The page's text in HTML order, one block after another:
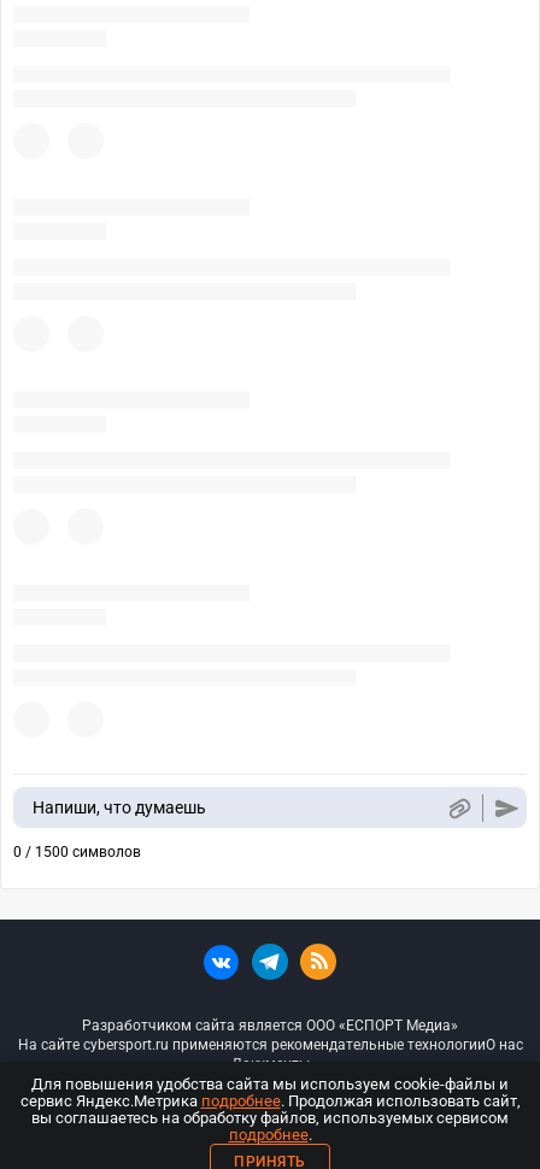
Напиши, что думаешь
0 / 1500 символов
Разработчиком сайта является ООО «ЕСПОРТ Медиа»
На сайте cybersport.ru применяются рекомендательные технологииО нас
Документы
© ООО «Киберспорт.ру» — Все права защищены
18+
Для повышения удобства сайта мы используем cookie-файлы и
сервис Яндекс.Метрика подробнее. Продолжая использовать сайт,
вы соглашаетесь на обработку файлов, используемых сервисом
подробнее.
ПРИНЯТЬ